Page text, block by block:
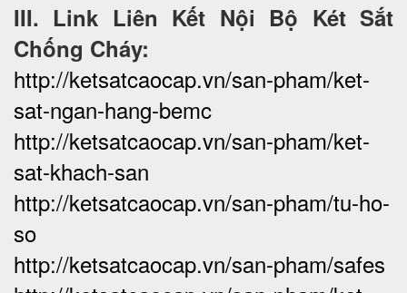
III. Link Liên Kết Nội Bộ Két Sắt
Chống Cháy:
http://ketsatcaocap.vn/san-pham/ket-
sat-ngan-hang-bemc
http://ketsatcaocap.vn/san-pham/ket-
sat-khach-san
http://ketsatcaocap.vn/san-pham/tu-ho-
so
http://ketsatcaocap.vn/san-pham/safes